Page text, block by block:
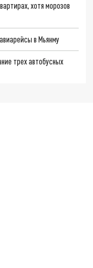
хотя морозов
в Мьянму
трех автобусных